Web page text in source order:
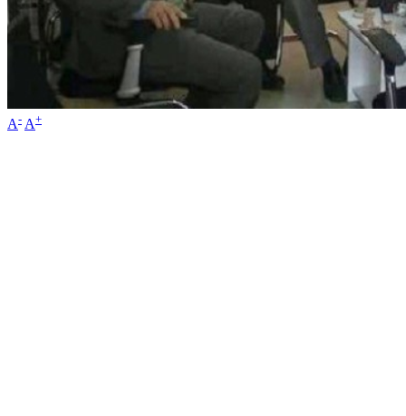
A- A+